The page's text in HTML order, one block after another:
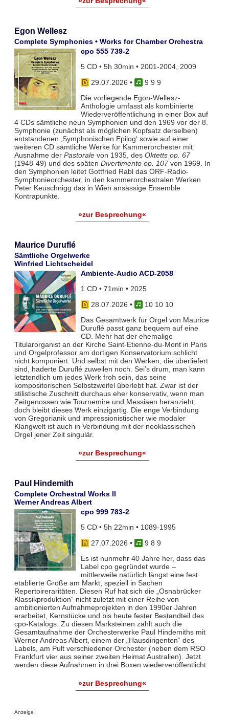
Egon Wellesz
Complete Symphonies • Works for Chamber Orchestra
cpo 555 739-2
5 CD • 5h 30min • 2001-2004, 2009
29.07.2026 •
9 9 9
Die vorliegende Egon-Wellesz-
Anthologie umfasst als kombinierte
Wiederveröffentlichung in einer Box auf
4 CDs sämtliche neun Symphonien und den 1969 vor der 8.
Symphonie (zunächst als möglichen Kopfsatz derselben)
entstandenen ‚Symphonischen Epilog‘ sowie auf einer
weiteren CD sämtliche Werke für Kammerorchester mit
Ausnahme der Pastoralevon 1935, des Oktetts op. 67
(1948-49) und des späten Divertimento op. 107von 1969. In
den Symphonien leitet Gottfried Rabl das ORF-Radio-
Symphonieorchester, in den kammerorchestralen Werken
Peter Keuschnigg das in Wien ansässige Ensemble
Kontrapunkte.
»zur Besprechung«
Maurice Duruflé
Sämtliche Orgelwerke
Winfried Lichtscheidel
Ambiente-Audio ACD-2058
1 CD • 71min • 2025
28.07.2026 •
10 10 10
Das Gesamtwerk für Orgel von Maurice
Duruflé passt ganz bequem auf eine
CD. Mehr hat der ehemalige
Titularorganist an der Kirche Saint-Etienne-du-Mont in Paris
und Orgelprofessor am dortigen Konservatorium schlicht
nicht komponiert. Und selbst mit den Werken, die überliefert
sind, haderte Duruflé zuweilen noch. Sei’s drum, man kann
letztendlich um jedes Werk froh sein, das seine
kompositorischen Selbstzweifel überlebt hat. Zwar ist der
stilistische Zuschnitt durchaus eher konservativ, wenn man
Zeitgenossen wie Tournemire und Messiaen heranzieht,
doch bleibt dieses Werk einzigartig. Die enge Verbindung
von Gregorianik und impressionistischer wie modaler
Klangwelt ist auch in Verbindung mit der neoklassischen
Orgel jener Zeit singulär.
»zur Besprechung«
Paul Hindemith
Complete Orchestral Works II
Werner Andreas Albert
cpo 999 783-2
5 CD • 5h 22min • 1089-1995
27.07.2026 •
9 8 9
Es ist nunmehr 40 Jahre her, dass das
Label cpo gegründet wurde –
mittlerweile natürlich längst eine fest
etablierte Größe am Markt, speziell in Sachen
Repertoireraritäten. Diesen Ruf hat sich die „Osnabrücker
Klassikproduktion“ nicht zuletzt mit einer Reihe von
ambitionierten Aufnahmeprojekten in den 1990er Jahren
erarbeitet, Kernstücke und bis heute fester Bestandteil des
cpo-Katalogs. Zu diesen Marksteinen zählt auch die
Gesamtaufnahme der Orchesterwerke Paul Hindemiths mit
Werner Andreas Albert, einem der „Hausdirigenten“ des
Labels, am Pult verschiedener Orchester (neben dem RSO
Frankfurt vier aus seiner zweiten Heimat Australien). Jetzt
werden diese Aufnahmen in drei Boxen wiederveröffentlicht.
»zur Besprechung«
Anzeige